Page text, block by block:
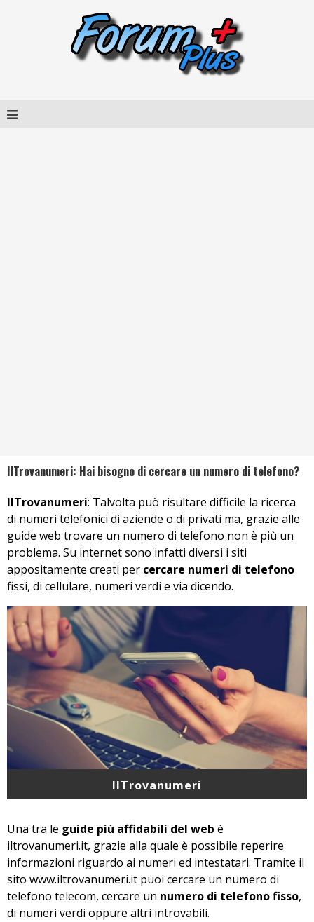
IlTrovanumeri: Hai bisogno di cercare un numero di telefono?
IlTrovanumeri: Talvolta può risultare difficile la ricerca
di numeri telefonici di aziende o di privati ma, grazie alle
guide web trovare un numero di telefono non è più un
problema. Su internet sono infatti diversi i siti
appositamente creati per cercare numeri di telefono
fissi, di cellulare, numeri verdi e via dicendo.
IlTrovanumeri
Una tra le guide più affidabili del web è
iltrovanumeri.it, grazie alla quale è possibile reperire
informazioni riguardo ai numeri ed intestatari. Tramite il
sito www.iltrovanumeri.it puoi cercare un numero di
telefono telecom, cercare un numero di telefono fisso,
di numeri verdi oppure altri introvabili.